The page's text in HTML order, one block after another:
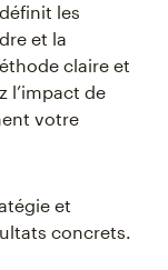
les
et la
claire et
l’impact de
votre
et
concrets.